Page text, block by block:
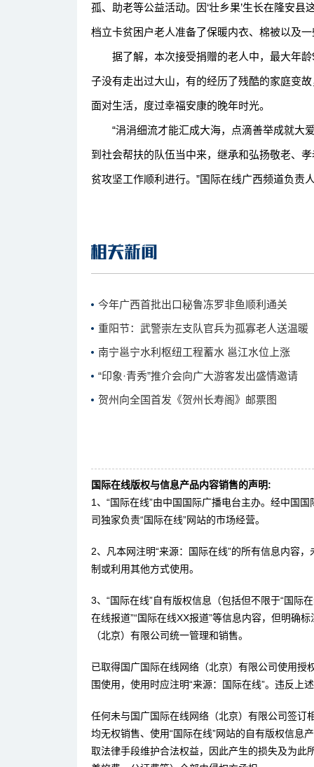
孤、助老等公益活动。因‘壮乡果’生长在隆安
档立卡贫困户老人准备了保暖内衣、棉被以及
据了解，本次接受捐赠的老人中，最大年龄
子没有走出过大山，有的经历了残酷的家庭变
面对生活，度过幸福安康的晚年时光。
“涓涓细流才能汇成大海，点滴善举成就大
到社会帮扶的队伍当中来，继承和弘扬敬老、
贫攻坚工作顺利进行。”国际在线广西频道负责
今年广西首批出口秘鲁冻罗非鱼顺利通关
重阳节：武警崇左支队官兵为孤寡老人送温暖
南宁邕宁水利枢纽工程蓄水 邕江水位上涨
“印象·青秀”推介会向广大游客发出盛情邀请
贺州向全国首发《贺州长寿阁》邮票图
国际在线版权与信息产品内容销售的声明:
1、“国际在线”由中国国际广播电台主办。经中国
司独家负责“国际在线”网站的市场经营。
2、凡本网注明“来源：国际在线”的所有信息内容
制或利用其他方式使用。
3、“国际在线”自有版权信息（包括但不限于“国际
在线报道”“国际在线XX报道”等信息内容，但明确
（北京）有限公司统一管理和销售。
已取得国广国际在线网络（北京）有限公司使用
围使用，使用时应注明“来源：国际在线”。违反上
任何未与国广国际在线网络（北京）有限公司签订
均无权销售、使用“国际在线”网站的自有版权信息
取法律手段维护合法权益，因此产生的损失及为此